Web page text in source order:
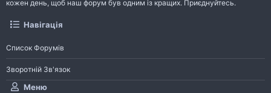
кожен день, щоб наш форум був одним із кращих. Приєднуйтесь.
Навігація
Список Форумів
Зворотній Зв'язок
Меню